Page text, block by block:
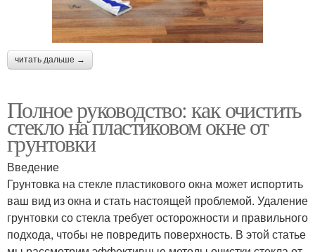
читать дальше →
Полное руководство: как очистить
стекло на пластиковом окне от
грунтовки
Введение
Грунтовка на стекле пластикового окна может испортить
ваш вид из окна и стать настоящей проблемой. Удаление
грунтовки со стекла требует осторожности и правильного
подхода, чтобы не повредить поверхность. В этой статье